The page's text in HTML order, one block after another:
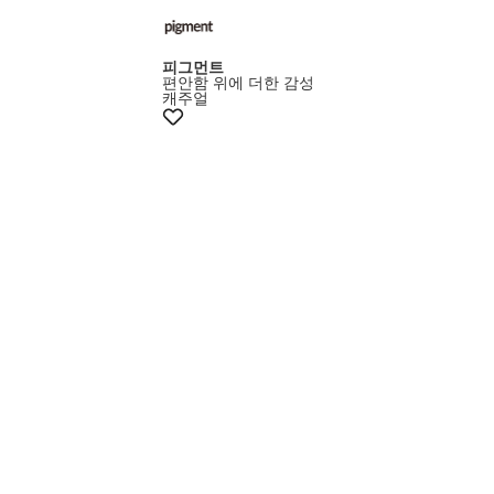
피그먼트
편안함 위에 더한 감성
캐주얼